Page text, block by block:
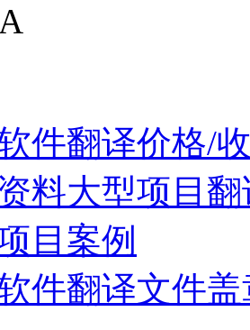
件翻译价格/
料大型项目翻
目案例
件翻译文件盖